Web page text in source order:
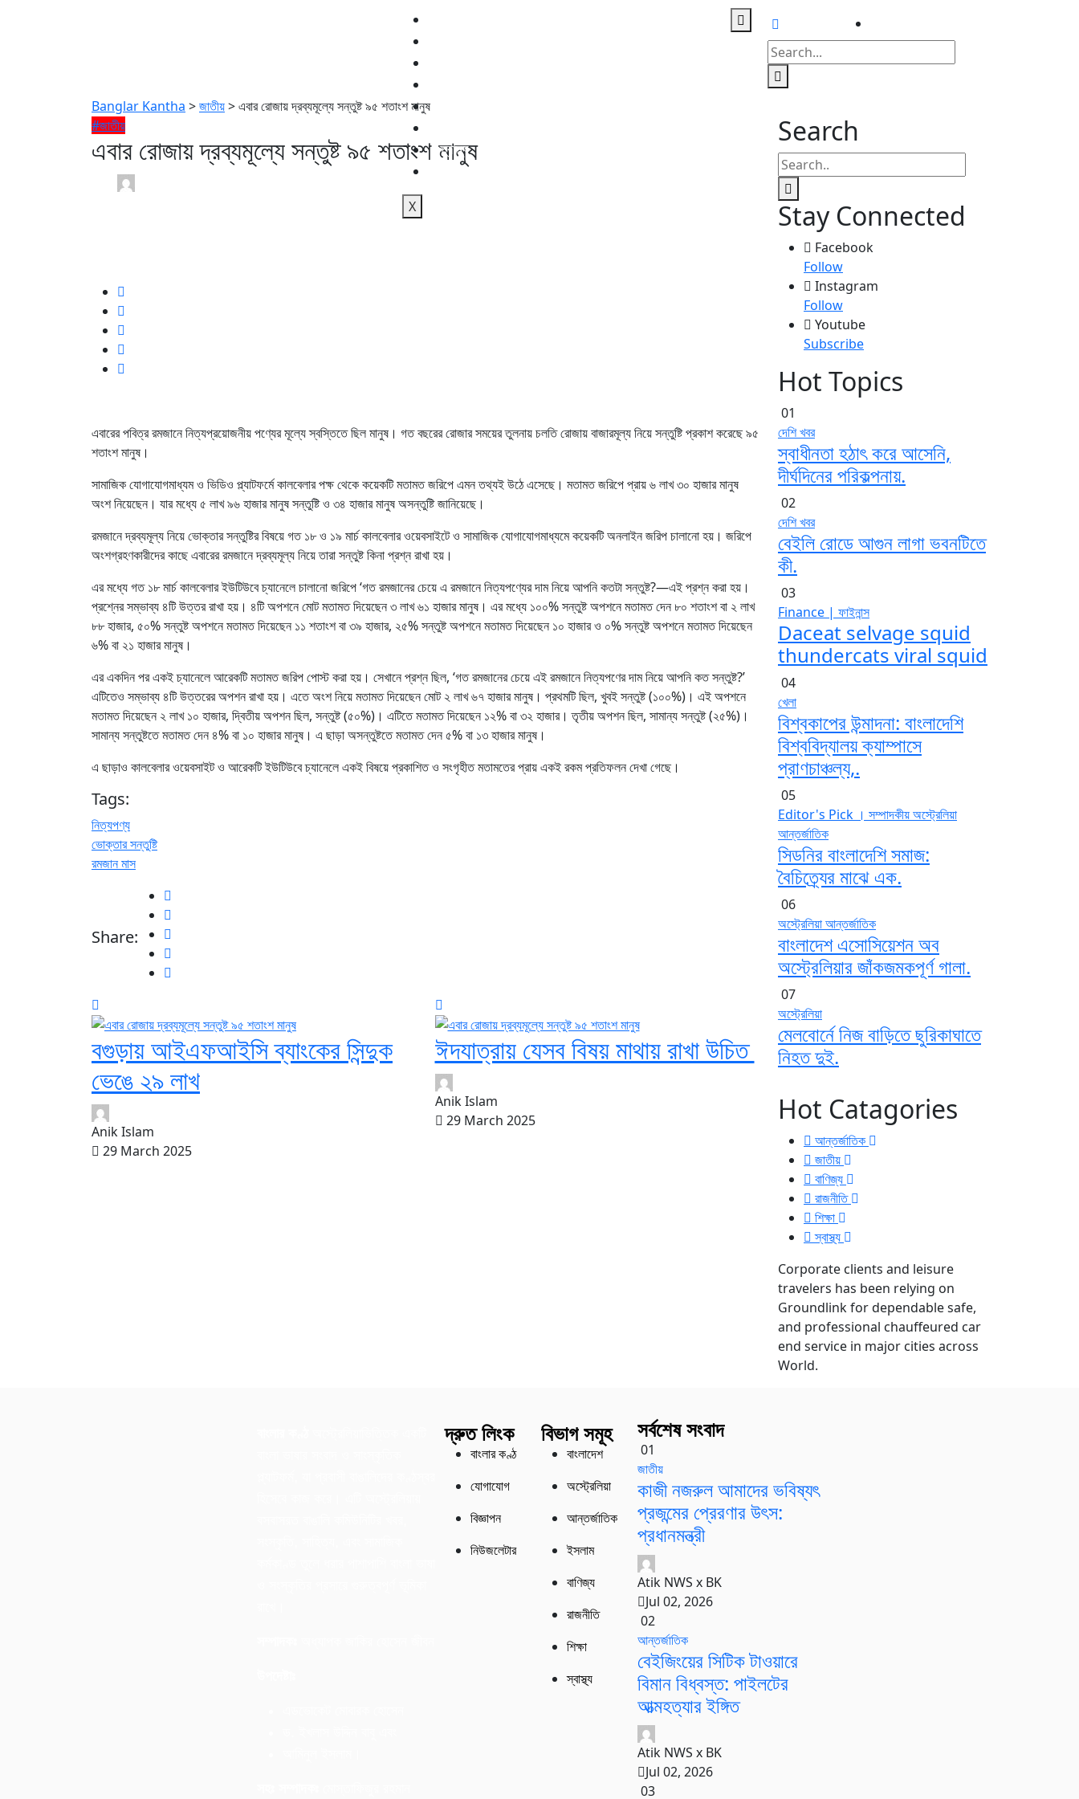
স্বাস্থ্য
শিক্ষা
X
us
Banglar Kantha >জাতীয়>এবার রোজায় দ্রব্যমূল্যে সন্তুষ্ট ৯৫ শতাংশ মানুষ
#জাতীয়
এবার রোজায় দ্রব্যমূল্যে সন্তুষ্ট ৯৫ শতাংশ মানুষ
এবারের পবিত্র রমজানে নিত্যপ্রয়োজনীয় পণ্যের মূল্যে স্বস্তিতে ছিল মানুষ। গত বছরের রোজার সময়ের তুলনায় চলতি রোজায় বাজারমূল্য নিয়ে সন্তুষ্টি প্রকাশ করেছে ৯৫
শতাংশ মানুষ।
সামাজিক যোগাযোগমাধ্যম ও ভিডিও প্ল্যাটফর্মে কালবেলার পক্ষ থেকে কয়েকটি মতামত জরিপে এমন তথ্যই উঠে এসেছে। মতামত জরিপে প্রায় ৬ লাখ ৩০ হাজার মানুষ
অংশ নিয়েছেন। যার মধ্যে ৫ লাখ ৯৬ হাজার মানুষ সন্তুষ্টি ও ৩৪ হাজার মানুষ অসন্তুষ্টি জানিয়েছে।
রমজানে দ্রব্যমূল্য নিয়ে ভোক্তার সন্তুষ্টির বিষয়ে গত ১৮ ও ১৯ মার্চ কালবেলার ওয়েবসাইটে ও সামাজিক যোগাযোগমাধ্যমে কয়েকটি অনলাইন জরিপ চালানো হয়। জরিপে
অংশগ্রহণকারীদের কাছে এবারের রমজানে দ্রব্যমূল্য নিয়ে তারা সন্তুষ্ট কিনা প্রশ্ন রাখা হয়।
এর মধ্যে গত ১৮ মার্চ কালবেলার ইউটিউবে চ্যানেলে চালানো জরিপে ‘গত রমজানের চেয়ে এ রমজানে নিত্যপণ্যের দাম নিয়ে আপনি কতটা সন্তুষ্ট?—এই প্রশ্ন করা হয়।
প্রশ্নের সম্ভাব্য ৪টি উত্তর রাখা হয়। ৪টি অপশনে মোট মতামত দিয়েছেন ৩ লাখ ৬১ হাজার মানুষ। এর মধ্যে ১০০% সন্তুষ্ট অপশনে মতামত দেন ৮০ শতাংশ বা ২ লাখ
৮৮ হাজার, ৫০% সন্তুষ্ট অপশনে মতামত দিয়েছেন ১১ শতাংশ বা ৩৯ হাজার, ২৫% সন্তুষ্ট অপশনে মতামত দিয়েছেন ১০ হাজার ও ০% সন্তুষ্ট অপশনে মতামত দিয়েছেন
৬% বা ২১ হাজার মানুষ।
এর একদিন পর একই চ্যানেলে আরেকটি মতামত জরিপ পোস্ট করা হয়। সেখানে প্রশ্ন ছিল, ‘গত রমজানের চেয়ে এই রমজানে নিত্যপণের দাম নিয়ে আপনি কত সন্তুষ্ট?’
এটিতেও সম্ভাব্য ৪টি উত্তরের অপশন রাখা হয়। এতে অংশ নিয়ে মতামত দিয়েছেন মোট ২ লাখ ৬৭ হাজার মানুষ। প্রথমটি ছিল, খুবই সন্তুষ্ট (১০০%)। এই অপশনে
মতামত দিয়েছেন ২ লাখ ১০ হাজার, দ্বিতীয় অপশন ছিল, সন্তুষ্ট (৫০%)। এটিতে মতামত দিয়েছেন ১২% বা ৩২ হাজার। তৃতীয় অপশন ছিল, সামান্য সন্তুষ্ট (২৫%)।
সামান্য সন্তুষ্টতে মতামত দেন ৪% বা ১০ হাজার মানুষ। এ ছাড়া অসন্তুষ্টতে মতামত দেন ৫% বা ১৩ হাজার মানুষ।
এ ছাড়াও কালবেলার ওয়েবসাইট ও আরেকটি ইউটিউবে চ্যানেলে একই বিষয়ে প্রকাশিত ও সংগৃহীত মতামতের প্রায় একই রকম প্রতিফলন দেখা গেছে।
Tags:
নিত্যপণ্য
ভোক্তার সন্তুষ্টি
রমজান মাস
Share:
বগুড়ায় আইএফআইসি ব্যাংকের সিন্দুক
ভেঙে ২৯ লাখ
Anik Islam
29 March 2025
ঈদযাত্রায় যেসব বিষয় মাথায় রাখা উচিত
Anik Islam
29 March 2025
Search
Stay Connected
Facebook
Follow
Instagram
Follow
Youtube
Subscribe
Hot Topics
01
দেশি খবর
স্বাধীনতা হঠাৎ করে আসেনি,
দীর্ঘদিনের পরিকল্পনায়.
02
দেশি খবর
বেইলি রোডে আগুন লাগা ভবনটিতে
কী.
03
Finance | ফাইনান্স
Daceat selvage squid
thundercats viral squid
04
খেলা
বিশ্বকাপের উন্মাদনা: বাংলাদেশি
বিশ্ববিদ্যালয় ক্যাম্পাসে
প্রাণচাঞ্চল্য,.
05
Editor's Pick । সম্পাদকীয়অস্ট্রেলিয়া
আন্তর্জাতিক
সিডনির বাংলাদেশি সমাজ:
বৈচিত্র্যের মাঝে এক.
06
অস্ট্রেলিয়াআন্তর্জাতিক
বাংলাদেশ এসোসিয়েশন অব
অস্ট্রেলিয়ার জাঁকজমকপূর্ণ গালা.
07
অস্ট্রেলিয়া
মেলবোর্নে নিজ বাড়িতে ছুরিকাঘাতে
নিহত দুই.
Hot Catagories
আন্তর্জাতিক
জাতীয়
বাণিজ্য
রাজনীতি
শিক্ষা
স্বাস্থ্য
Corporate clients and leisure
travelers has been relying on
Groundlink for dependable safe,
and professional chauffeured car
end service in major cities across
World.
দ্রুত লিংক
বাংলার কণ্ঠ
যোগাযোগ
বিজ্ঞাপন
নিউজলেটার
বিভাগ সমূহ
বাংলাদেশ
অস্ট্রেলিয়া
আন্তর্জাতিক
ইসলাম
বাণিজ্য
রাজনীতি
শিক্ষা
স্বাস্থ্য
সর্বশেষ সংবাদ
01
জাতীয়
কাজী নজরুল আমাদের ভবিষ্যৎ
প্রজন্মের প্রেরণার উৎস:
প্রধানমন্ত্রী
Atik NWS x BK
Jul 02, 2026
02
আন্তর্জাতিক
বেইজিংয়ের সিটিক টাওয়ারে
বিমান বিধ্বস্ত: পাইলটের
আত্মহত্যার ইঙ্গিত
Atik NWS x BK
Jul 02, 2026
03